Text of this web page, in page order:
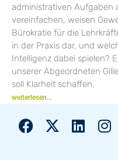
administrativen Aufgaben
vereinfachen, weisen
Bürokratie für die
in der Praxis dar, und
Intelligenz dabei spielen?
unserer Abgeordneten
soll Klarheit schaffen.
weiterlesen...